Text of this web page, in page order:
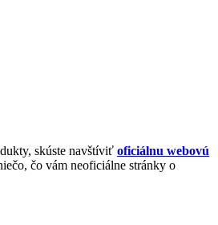
skúste navštíviť oficiálnu webovú
čo vám neoficiálne stránky o